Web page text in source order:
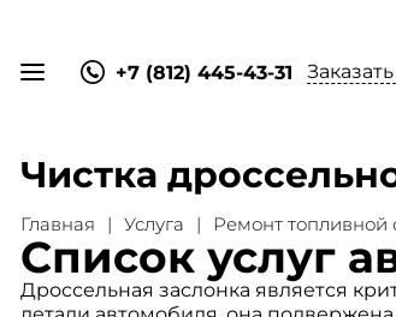
+7 (812) 445-43-31
Чистка
Главная Услуга Ремонт топливной
Список услуг
Дроссельная заслонка является